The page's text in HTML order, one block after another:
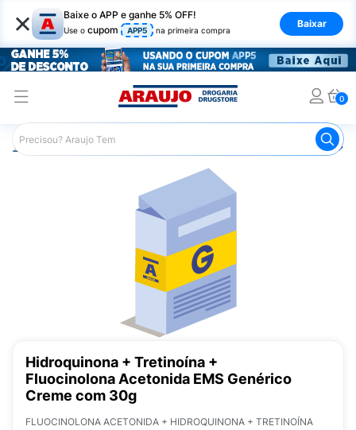
× Baixe o APP e ganhe 5% OFF!
Use o cupom APP5 na primeira compra
Baixar
0
Araujo Medicamentos Remédio para Pele e Mucosa
Hidroquinona + Tretinoína +
Fluocinolona Acetonida EMS Genérico
Creme com 30g
FLUOCINOLONA ACETONIDA + HIDROQUINONA + TRETINOÍNA